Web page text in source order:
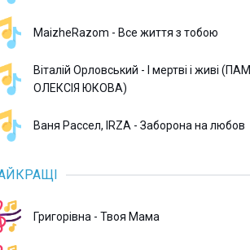
MaizheRazom - Все життя з тобою
Віталій Орловський - І мертві і живі
ОЛЕКСІЯ ЮКОВА)
Ваня Рассел, IRZA - Заборона на любов
Григорівна - Твоя Мама